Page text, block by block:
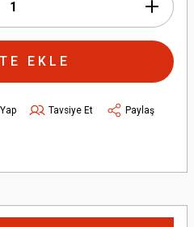
EKLE
Tavsiye Et
Paylaş